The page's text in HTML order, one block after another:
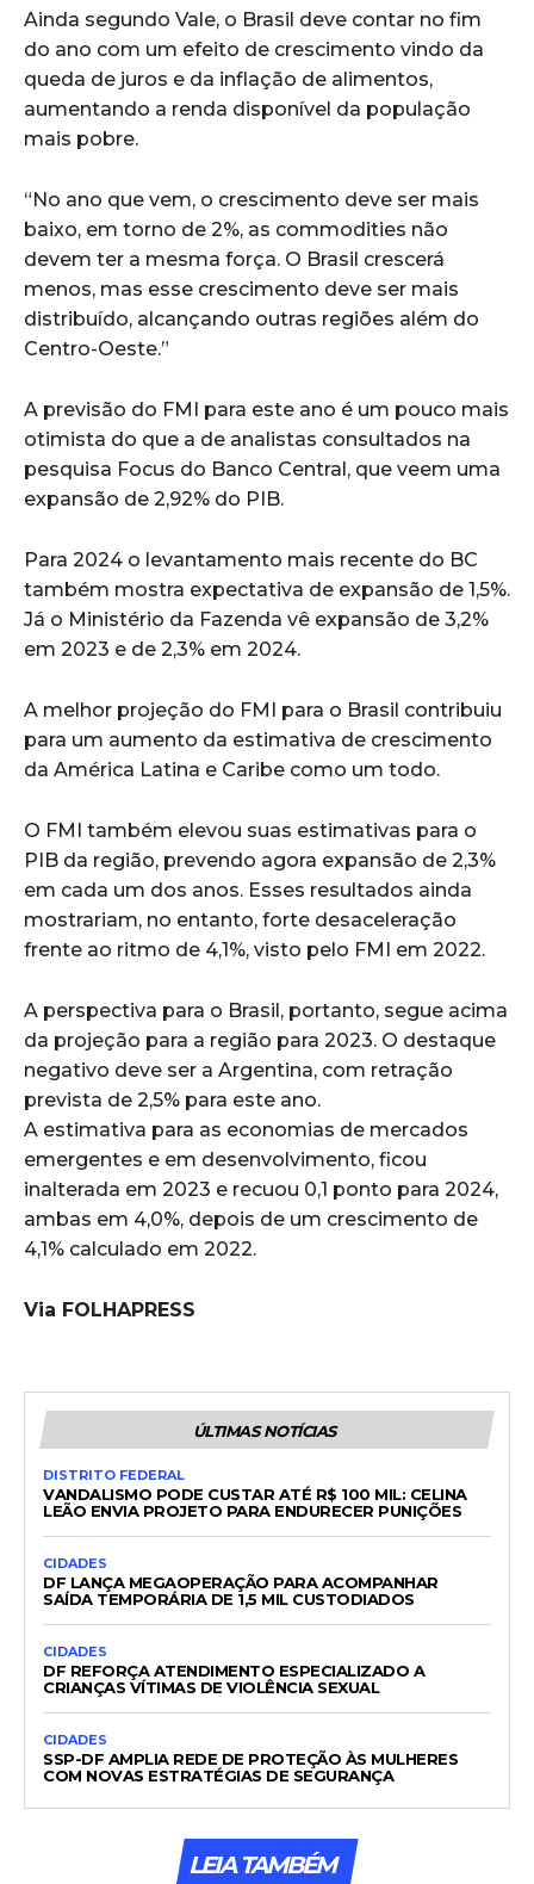
Ainda segundo Vale, o Brasil deve contar no fim
do ano com um efeito de crescimento vindo da
queda de juros e da inflação de alimentos,
aumentando a renda disponível da população
mais pobre.
“No ano que vem, o crescimento deve ser mais
baixo, em torno de 2%, as commodities não
devem ter a mesma força. O Brasil crescerá
menos, mas esse crescimento deve ser mais
distribuído, alcançando outras regiões além do
Centro-Oeste.”
A previsão do FMI para este ano é um pouco mais
otimista do que a de analistas consultados na
pesquisa Focus do Banco Central, que veem uma
expansão de 2,92% do PIB.
Para 2024 o levantamento mais recente do BC
também mostra expectativa de expansão de 1,5%.
Já o Ministério da Fazenda vê expansão de 3,2%
em 2023 e de 2,3% em 2024.
A melhor projeção do FMI para o Brasil contribuiu
para um aumento da estimativa de crescimento
da América Latina e Caribe como um todo.
O FMI também elevou suas estimativas para o
PIB da região, prevendo agora expansão de 2,3%
em cada um dos anos. Esses resultados ainda
mostrariam, no entanto, forte desaceleração
frente ao ritmo de 4,1%, visto pelo FMI em 2022.
A perspectiva para o Brasil, portanto, segue acima
da projeção para a região para 2023. O destaque
negativo deve ser a Argentina, com retração
prevista de 2,5% para este ano.
A estimativa para as economias de mercados
emergentes e em desenvolvimento, ficou
inalterada em 2023 e recuou 0,1 ponto para 2024,
ambas em 4,0%, depois de um crescimento de
4,1% calculado em 2022.
Via FOLHAPRESS
ÚLTIMAS NOTÍCIAS
DISTRITO FEDERAL
VANDALISMO PODE CUSTAR ATÉ R$ 100 MIL: CELINA
LEÃO ENVIA PROJETO PARA ENDURECER PUNIÇÕES
CIDADES
DF LANÇA MEGAOPERAÇÃO PARA ACOMPANHAR
SAÍDA TEMPORÁRIA DE 1,5 MIL CUSTODIADOS
CIDADES
DF REFORÇA ATENDIMENTO ESPECIALIZADO A
CRIANÇAS VÍTIMAS DE VIOLÊNCIA SEXUAL
CIDADES
SSP-DF AMPLIA REDE DE PROTEÇÃO ÀS MULHERES
COM NOVAS ESTRATÉGIAS DE SEGURANÇA
LEIA TAMBÉM